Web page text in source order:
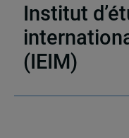
4 résultats
Institut
(IEIM)